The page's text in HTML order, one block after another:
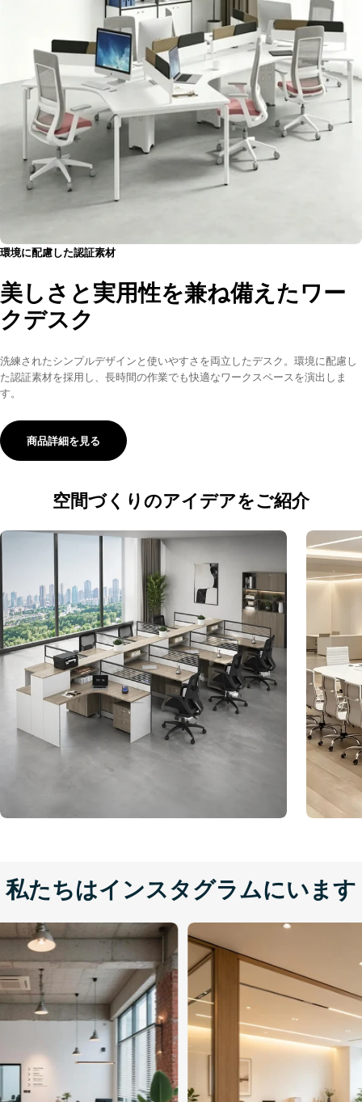
キーボードトレイ
キーボードを収納でき、卓上のスペースを
空け、より快適に作業を進められます。
収納スペース
物の用途に合わせて自由に配置でき、探す手間も軽減され
業務が迅速かつ効率的に行えるようになります。
イメージ
サイズ
環境に配慮した認証素材
美しさと実用性を兼ね備えたワー
クデスク
洗練されたシンプルデザインと使いやすさを両立したデスク。環境に配慮し
た認証素材を採用し、長時間の作業でも快適なワークスペースを演出しま
す。
商品詳細を見る
空間づくりのアイデアをご紹介
私たちはインスタグラムにいます